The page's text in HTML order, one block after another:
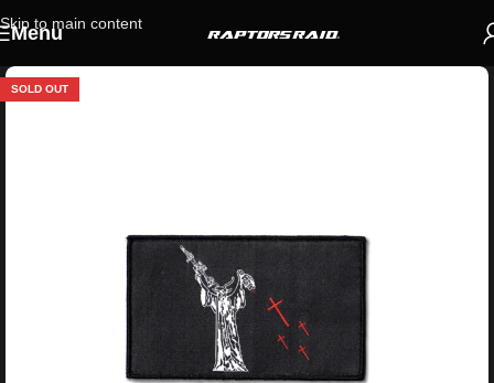
Skip to main content
Menu
SOLD OUT